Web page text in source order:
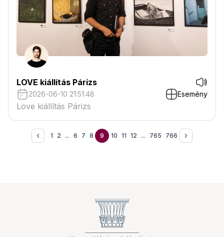
LOVE kiállítás Párizs
2026-06-10 21:51:48 Esemény
Love kiállítás Párizs
1 2 ... 6 7 8 9 10 11 12 ... 765 766